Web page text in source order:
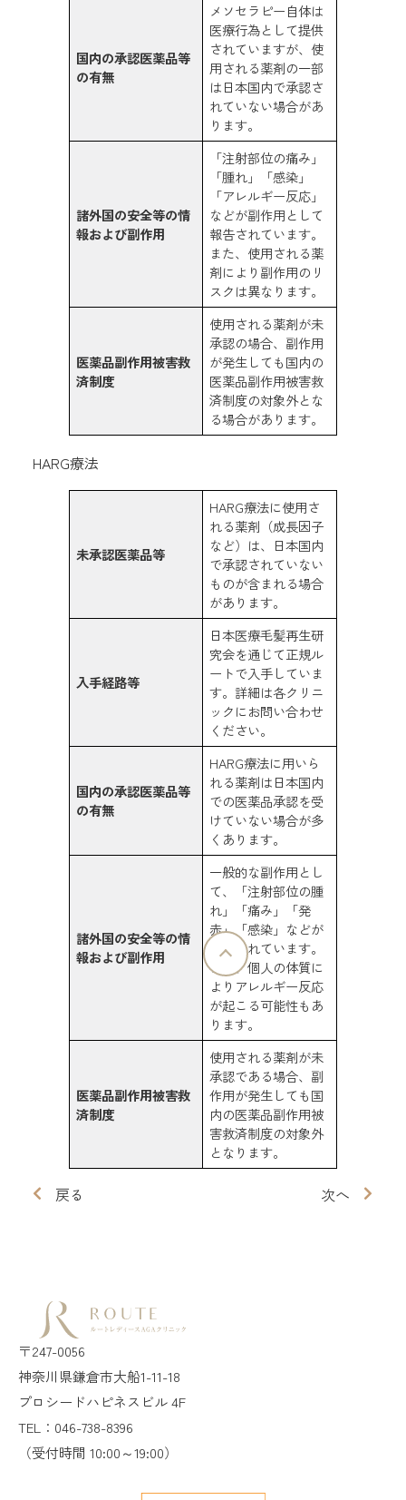
国内の承認医薬品等
の有無
メソセラピー自体は
医療行為として提供
されていますが、使
用される薬剤の一部
は日本国内で承認さ
れていない場合があ
ります。
諸外国の安全等の情
報および副作用
「注射部位の痛み」
「腫れ」「感染」
「アレルギー反応」
などが副作用として
報告されています。
また、使用される薬
剤により副作用のリ
スクは異なります。
医薬品副作用被害救
済制度
使用される薬剤が未
承認の場合、副作用
が発生しても国内の
医薬品副作用被害救
済制度の対象外とな
る場合があります。
HARG療法
未承認医薬品等
HARG療法に使用さ
れる薬剤（成長因子
など）は、日本国内
で承認されていない
ものが含まれる場合
があります。
入手経路等
日本医療毛髪再生研
究会を通じて正規ル
ートで入手していま
す。詳細は各クリニ
ックにお問い合わせ
ください。
国内の承認医薬品等
の有無
HARG療法に用いら
れる薬剤は日本国内
での医薬品承認を受
けていない場合が多
くあります。
諸外国の安全等の情
報および副作用
一般的な副作用とし
て、「注射部位の腫
れ」「痛み」「発
赤」「感染」などが
報告されています。
また、個人の体質に
よりアレルギー反応
が起こる可能性もあ
ります。
医薬品副作用被害救
済制度
使用される薬剤が未
承認である場合、副
作用が発生しても国
内の医薬品副作用被
害救済制度の対象外
となります。
戻る 次へ
〒247-0056
神奈川県鎌倉市大船1-11-18
プロシードハピネスビル 4F
TEL：046-738-8396
（受付時間 10:00～19:00）